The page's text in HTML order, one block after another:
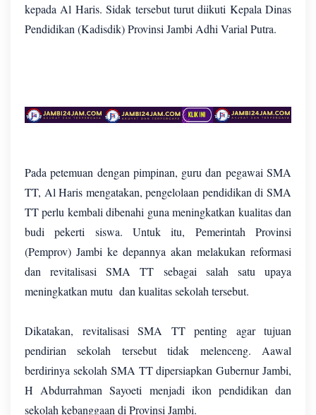
kepada Al Haris. Sidak tersebut turut diikuti Kepala Dinas
Pendidikan (Kadisdik) Provinsi Jambi Adhi Varial Putra.
Pada petemuan dengan pimpinan, guru dan pegawai SMA
TT, Al Haris mengatakan, pengelolaan pendidikan di SMA
TT perlu kembali dibenahi guna meningkatkan kualitas dan
budi pekerti siswa. Untuk itu, Pemerintah Provinsi
(Pemprov) Jambi ke depannya akan melakukan reformasi
dan revitalisasi SMA TT sebagai salah satu upaya
meningkatkan mutu dan kualitas sekolah tersebut.
Dikatakan, revitalisasi SMA TT penting agar tujuan
pendirian sekolah tersebut tidak melenceng. Aawal
berdirinya sekolah SMA TT dipersiapkan Gubernur Jambi,
H Abdurrahman Sayoeti menjadi ikon pendidikan dan
sekolah kebanggaan di Provinsi Jambi.